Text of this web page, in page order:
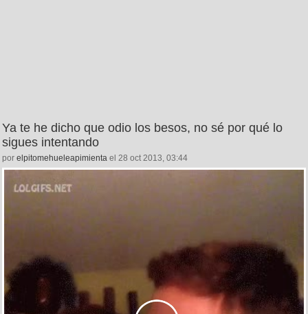
Ya te he dicho que odio los besos, no sé por qué lo
sigues intentando
por elpitomehueleapimienta el 28 oct 2013, 03:44